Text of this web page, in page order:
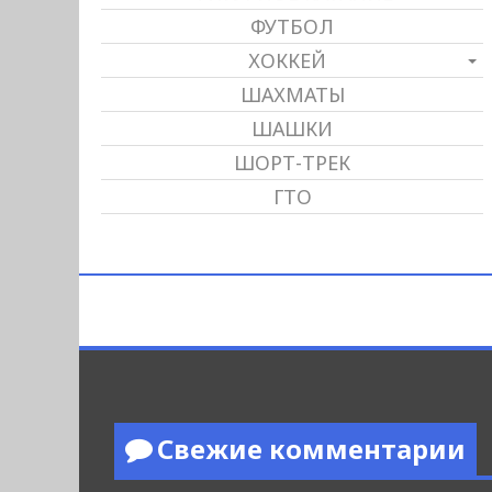
ФУТБОЛ
ХОККЕЙ
ШАХМАТЫ
ШАШКИ
ШОРТ-ТРЕК
ГТО
Свежие комментарии